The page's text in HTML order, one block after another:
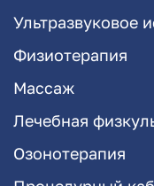
Ультразвуковое
Физиотерапия
Массаж
Лечебная
Озонотерапия